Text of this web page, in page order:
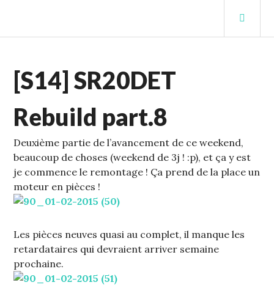
contenu
STUFFCC'S BLOG
S14
[S14] SR20DET
Rebuild part.8
Deuxième partie de l’avancement de ce weekend,
beaucoup de choses (weekend de 3j ! :p), et ça y est
je commence le remontage ! Ça prend de la place un
moteur en pièces !
Les pièces neuves quasi au complet, il manque les
retardataires qui devraient arriver semaine
prochaine.